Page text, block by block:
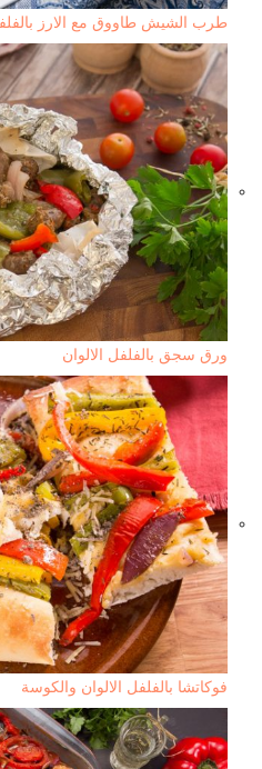
طرب الشيش طاووق مع الارز
ورق سجق بالفلفل الالوان
فوكاتشا بالفلفل الالوان والكوسة